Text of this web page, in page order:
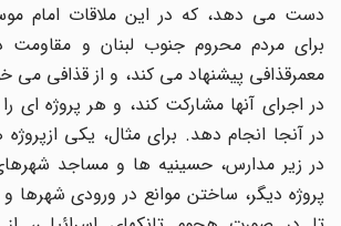
براى مردم محروم جنوب لبنان و مقاومت در
معمرقذافى پیشنهاد مى کند، و از قذافى مى
در اجراى آنها مشارکت کند، و هر پروژه اى
در آنجا انجام دهد. براى مثال، یکى ازپروژه
در زیر مدارس، حسینیه ها و مساجد شهرهاى
پروژه دیگر، ساختن موانع در ورودى شهرها و